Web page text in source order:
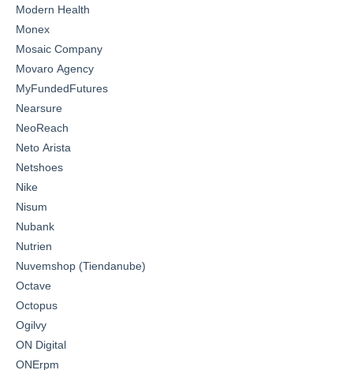
Modern Health
Monex
Mosaic Company
Movaro Agency
MyFundedFutures
Nearsure
NeoReach
Neto Arista
Netshoes
Nike
Nisum
Nubank
Nutrien
Nuvemshop (Tiendanube)
Octave
Octopus
Ogilvy
ON Digital
ONErpm